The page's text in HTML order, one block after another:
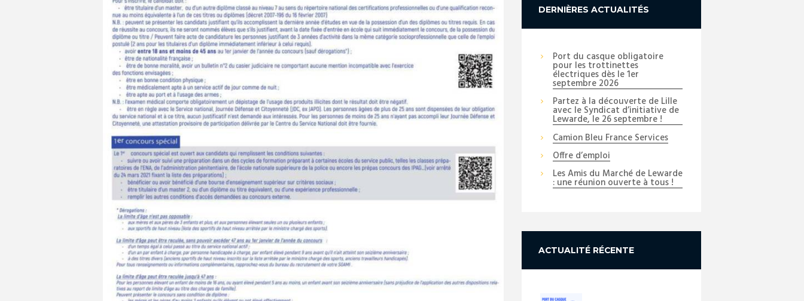
Next item
DERNIÈRES ACTUALITÉS
Port du casque obligatoire
pour les trottinettes
électriques dès le 1er
septembre 2026
Partez à la découverte de Lille
avec le Syndicat d’initiative de
Lewarde, le 26 septembre !
Camion Bleu France Services
Offre d’emploi
Les Amis du Marché de Lewarde
: une réunion ouverte à tous !
ACTUALITÉ RÉCENTE